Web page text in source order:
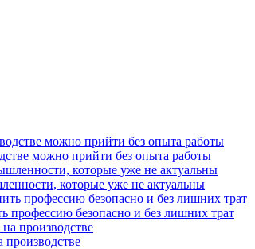
можно прийти без опыта работы
которые уже не актуальны
профессию безопасно и без лишних трат